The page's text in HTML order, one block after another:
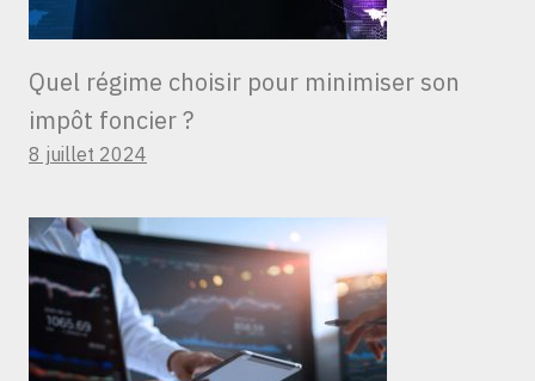
Quel régime choisir pour minimiser son
impôt foncier ?
8 juillet 2024